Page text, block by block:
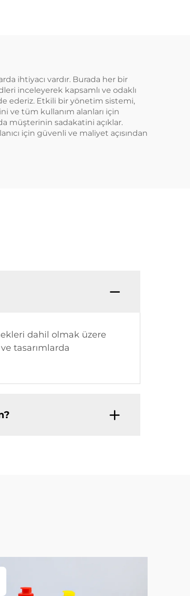
ihtiyacı vardır. Burada her bir
inceleyerek kapsamlı ve odaklı
ederiz. Etkili bir yönetim sistemi,
ve tüm kullanım alanları için
müşterinin sadakatini açıklar.
için güvenli ve maliyet açısından
dahil olmak üzere
tasarımlarda